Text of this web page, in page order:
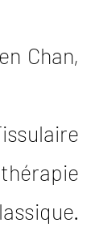
Chan,